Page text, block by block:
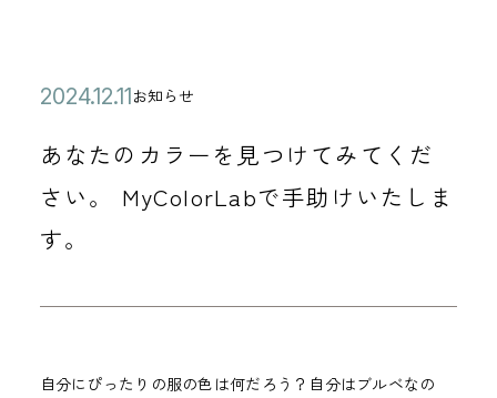
あなたのカラーを見つけてみてくだ
さい。 MyColorLabで手助けいたしま
す。
公
日
2
2
4
1
1
カ
テ
ゴ
リ
ー
お知らせ
自分にぴったりの服の色は何だろう？自分はブルベなの